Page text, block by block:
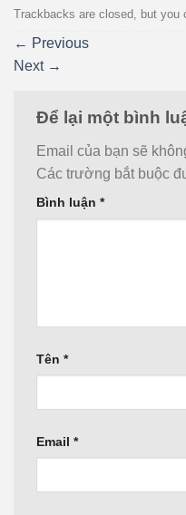
Trackbacks are closed, but you
← Previous
Next →
Để lại một bình
Email của bạn sẽ
Các trường bắt buộc
Bình luận *
Tên *
Email *